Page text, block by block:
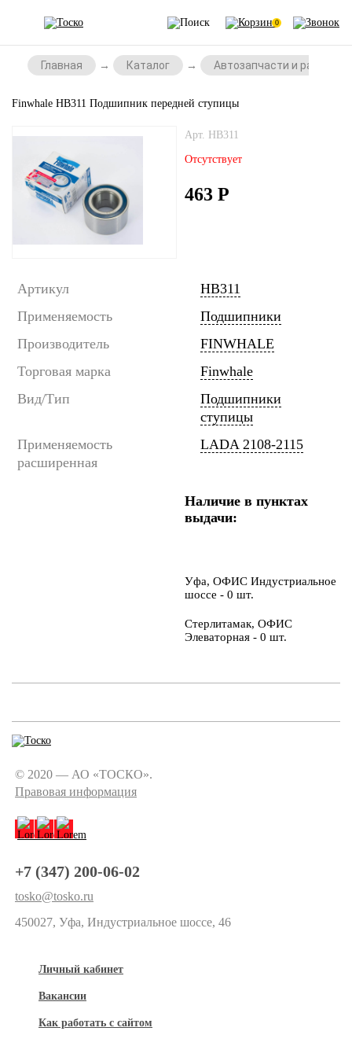
0
Главная Каталог Автозапчасти и
Finwhale HB311 Подшипник передней ступицы
Арт. HB311
Отсутствует
463 Р
Артикул
HB311
Применяемость
Подшипники
Производитель
FINWHALE
Торговая марка
Finwhale
Вид/Тип
Подшипники
ступицы
Применяемость
расширенная
LADA 2108-2115
Наличие в пунктах
выдачи:
Уфа, ОФИС Индустриальное
шоссе - 0 шт.
Стерлитамак, ОФИС
Элеваторная - 0 шт.
© 2020 — АО «ТОСКО».
Правовая информация
+7 (347) 200-06-02
tosko@tosko.ru
450027, Уфа, Индустриальное шоссе, 46
Личный кабинет
Вакансии
Как работать с сайтом